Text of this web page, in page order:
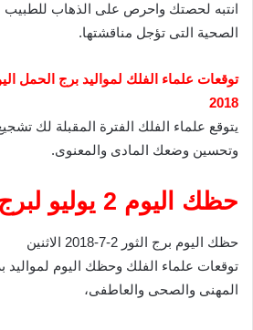
انتبه لحصتك واحرص على الذهاب للطبيب
الصحية التى تؤجل مناقشتها.
2018
يتوقع علماء الفلك الفترة المقبلة لك
وتحسين وضعك المادى والمعنوى.
حظك اليوم 2 يوليو لبرج الثور
حظك اليوم برج الثور 2-7-2018 الاثنين
توقعات علماء الفلك وحظك اليوم لمواليد
المهنى والصحى والعاطفى،